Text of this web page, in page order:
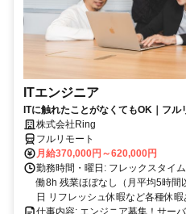
ITエンジニア
ITに触れたことがなくてもOK｜フ
株式会社Ring
フルリモート
月給370,000円～620,000円
勤務時間・曜日: フレックスタイ
働8h 残業ほぼなし（月平均5時
日 リフレッシュ休暇など各種休暇
仕事内容: エンジニア募集！サー